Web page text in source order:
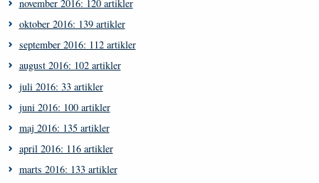
november 2016: 120 artikler
oktober 2016: 139 artikler
september 2016: 112 artikler
august 2016: 102 artikler
juli 2016: 33 artikler
juni 2016: 100 artikler
maj 2016: 135 artikler
april 2016: 116 artikler
marts 2016: 133 artikler